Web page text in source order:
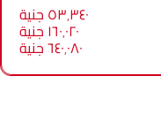
٥٣٬٣٤٠ جنية
١٦٠٬٠٢٠ جنية
٦٤٠٬٠٨٠ جنية